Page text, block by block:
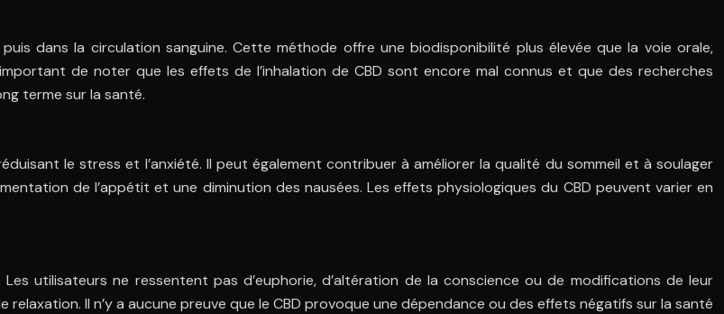
dans la circulation sanguine. Cette méthode offre une biodisponibilité plus élevée que la voie orale,
de noter que les effets de l’inhalation de CBD sont encore mal connus et que des recherches
terme sur la santé.
le stress et l’anxiété. Il peut également contribuer à améliorer la qualité du sommeil et à soulager
de l’appétit et une diminution des nausées. Les effets physiologiques du CBD peuvent varier en
utilisateurs ne ressentent pas d’euphorie, d’altération de la conscience ou de modifications de leur
Il n’y a aucune preuve que le CBD provoque une dépendance ou des effets négatifs sur la santé